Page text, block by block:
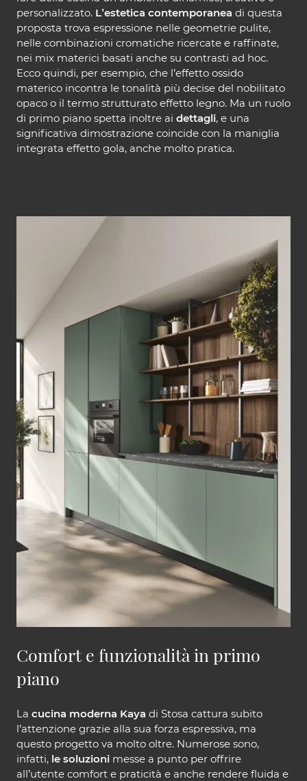
personalizzato. L’estetica contemporanea di questa
proposta trova espressione nelle geometrie pulite,
nelle combinazioni cromatiche ricercate e raffinate,
nei mix materici basati anche su contrasti ad hoc.
Ecco quindi, per esempio, che l’effetto ossido
materico incontra le tonalità più decise del nobilitato
opaco o il termo strutturato effetto legno. Ma un ruolo
di primo piano spetta inoltre ai dettagli, e una
significativa dimostrazione coincide con la maniglia
integrata effetto gola, anche molto pratica.
Comfort e funzionalità in primo
piano
La cucina moderna Kaya di Stosa cattura subito
l’attenzione grazie alla sua forza espressiva, ma
questo progetto va molto oltre. Numerose sono,
infatti, le soluzioni messe a punto per offrire
all’utente comfort e praticità e anche rendere fluida e